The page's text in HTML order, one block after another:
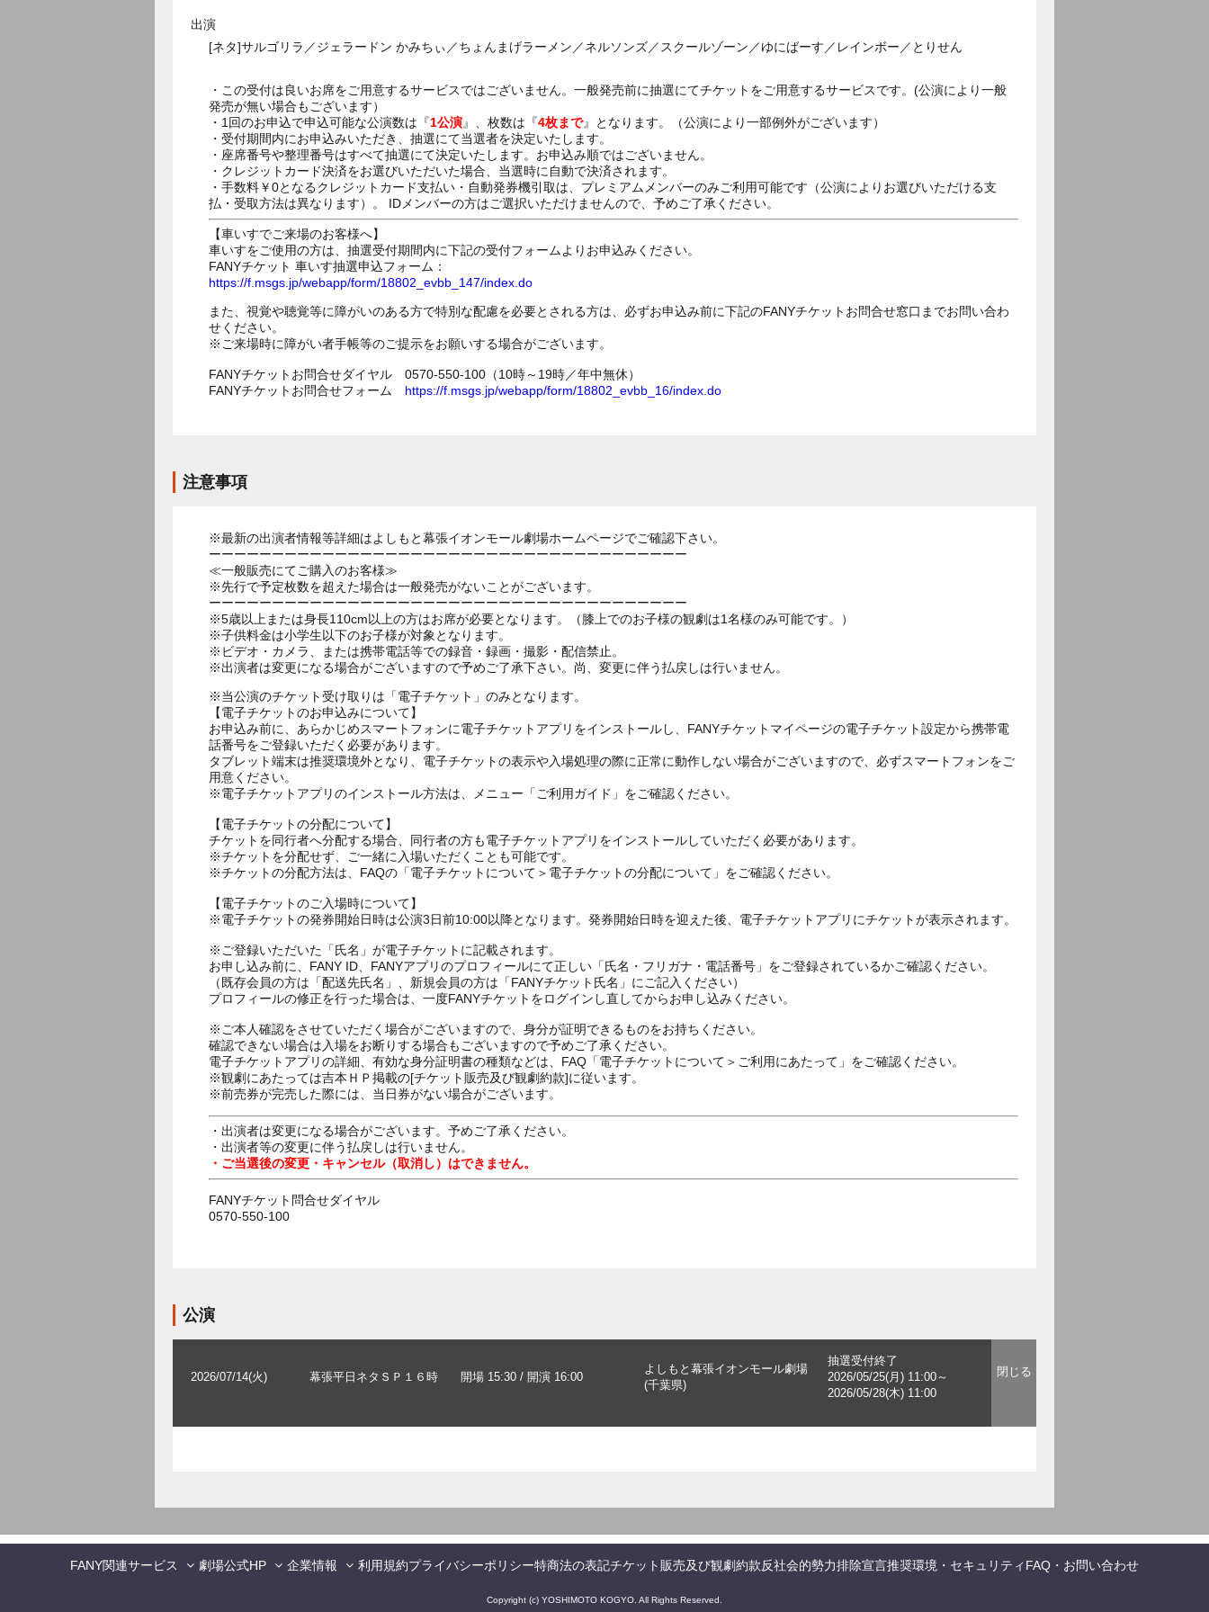
出演
[ネタ]サルゴリラ／ジェラードン かみちぃ／ちょんまげラーメン／ネルソンズ／スクールゾーン／ゆにばーす／レインボー／とりせん
・この受付は良いお席をご用意するサービスではございません。一般発売前に抽選にてチケットをご用意するサービスです。(公演により一般
発売が無い場合もございます）
・1回のお申込で申込可能な公演数は『1公演』、枚数は『4枚まで』となります。（公演により一部例外がございます）
・受付期間内にお申込みいただき、抽選にて当選者を決定いたします。
・座席番号や整理番号はすべて抽選にて決定いたします。お申込み順ではございません。
・クレジットカード決済をお選びいただいた場合、当選時に自動で決済されます。
・手数料￥0となるクレジットカード支払い・自動発券機引取は、プレミアムメンバーのみご利用可能です（公演によりお選びいただける支
払・受取方法は異なります）。 IDメンバーの方はご選択いただけませんので、予めご了承ください。
【車いすでご来場のお客様へ】
車いすをご使用の方は、抽選受付期間内に下記の受付フォームよりお申込みください。
FANYチケット 車いす抽選申込フォーム：
https://f.msgs.jp/webapp/form/18802_evbb_147/index.do
また、視覚や聴覚等に障がいのある方で特別な配慮を必要とされる方は、必ずお申込み前に下記のFANYチケットお問合せ窓口までお問い合わ
せください。
※ご来場時に障がい者手帳等のご提示をお願いする場合がございます。
FANYチケットお問合せダイヤル 0570-550-100（10時～19時／年中無休）
FANYチケットお問合せフォーム https://f.msgs.jp/webapp/form/18802_evbb_16/index.do
注意事項
※最新の出演者情報等詳細はよしもと幕張イオンモール劇場ホームページでご確認下さい。
ーーーーーーーーーーーーーーーーーーーーーーーーーーーーーーーーーーーーーー
≪一般販売にてご購入のお客様≫
※先行で予定枚数を超えた場合は一般発売がないことがございます。
ーーーーーーーーーーーーーーーーーーーーーーーーーーーーーーーーーーーーーー
※5歳以上または身長110cm以上の方はお席が必要となります。（膝上でのお子様の観劇は1名様のみ可能です。）
※子供料金は小学生以下のお子様が対象となります。
※ビデオ・カメラ、または携帯電話等での録音・録画・撮影・配信禁止。
※出演者は変更になる場合がございますので予めご了承下さい。尚、変更に伴う払戻しは行いません。
※当公演のチケット受け取りは「電子チケット」のみとなります。
【電子チケットのお申込みについて】
お申込み前に、あらかじめスマートフォンに電子チケットアプリをインストールし、FANYチケットマイページの電子チケット設定から携帯電
話番号をご登録いただく必要があります。
タブレット端末は推奨環境外となり、電子チケットの表示や入場処理の際に正常に動作しない場合がございますので、必ずスマートフォンをご
用意ください。
※電子チケットアプリのインストール方法は、メニュー「ご利用ガイド」をご確認ください。
【電子チケットの分配について】
チケットを同行者へ分配する場合、同行者の方も電子チケットアプリをインストールしていただく必要があります。
※チケットを分配せず、ご一緒に入場いただくことも可能です。
※チケットの分配方法は、FAQの「電子チケットについて＞電子チケットの分配について」をご確認ください。
【電子チケットのご入場時について】
※電子チケットの発券開始日時は公演3日前10:00以降となります。発券開始日時を迎えた後、電子チケットアプリにチケットが表示されます。
※ご登録いただいた「氏名」が電子チケットに記載されます。
お申し込み前に、FANY ID、FANYアプリのプロフィールにて正しい「氏名・フリガナ・電話番号」をご登録されているかご確認ください。
（既存会員の方は「配送先氏名」、新規会員の方は「FANYチケット氏名」にご記入ください）
プロフィールの修正を行った場合は、一度FANYチケットをログインし直してからお申し込みください。
※ご本人確認をさせていただく場合がございますので、身分が証明できるものをお持ちください。
確認できない場合は入場をお断りする場合もございますので予めご了承ください。
電子チケットアプリの詳細、有効な身分証明書の種類などは、FAQ「電子チケットについて＞ご利用にあたって」をご確認ください。
※観劇にあたっては吉本ＨＰ掲載の[チケット販売及び観劇約款]に従います。
※前売券が完売した際には、当日券がない場合がございます。
・出演者は変更になる場合がございます。予めご了承ください。
・出演者等の変更に伴う払戻しは行いません。
・ご当選後の変更・キャンセル（取消し）はできません。
FANYチケット問合せダイヤル
0570-550-100
公演
2026/07/14(火) 幕張平日ネタＳＰ１６時 開場 15:30 / 開演 16:00
よしもと幕張イオンモール劇場
(千葉県)
抽選受付終了
2026/05/25(月) 11:00～
2026/05/28(木) 11:00
FANY関連サービス 劇場公式HP 企業情報 利用規約プライバシーポリシー特商法の表記チケット販売及び観劇約款反社会的勢力排除宣言推奨環境・セキュリティ FAQ・お問い合わせ
Copyright (c) YOSHIMOTO KOGYO. All Rights Reserved.